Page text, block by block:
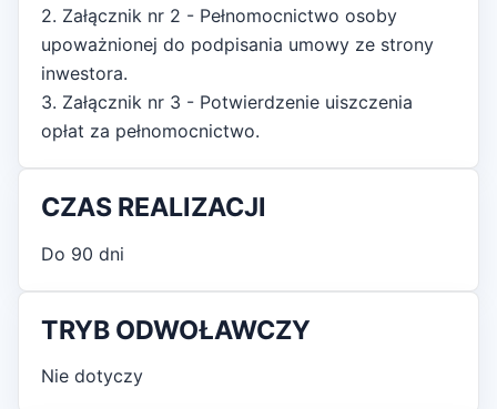
2. Załącznik nr 2 - Pełnomocnictwo osoby
upoważnionej do podpisania umowy ze strony
inwestora.
3. Załącznik nr 3 - Potwierdzenie uiszczenia
opłat za pełnomocnictwo.
CZAS REALIZACJI
Do 90 dni
TRYB ODWOŁAWCZY
Nie dotyczy